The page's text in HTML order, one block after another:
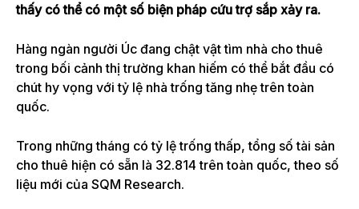
thấy có thể có một số biện pháp cứu trợ sắp xảy ra.
Hàng ngàn người Úc đang chật vật tìm nhà cho thuê
trong bối cảnh thị trường khan hiếm có thể bắt đầu có
chút hy vọng với tỷ lệ nhà trống tăng nhẹ trên toàn
quốc.
Trong những tháng có tỷ lệ trống thấp, tổng số tài sản
cho thuê hiện có sẵn là 32.814 trên toàn quốc, theo số
liệu mới của SQM Research.